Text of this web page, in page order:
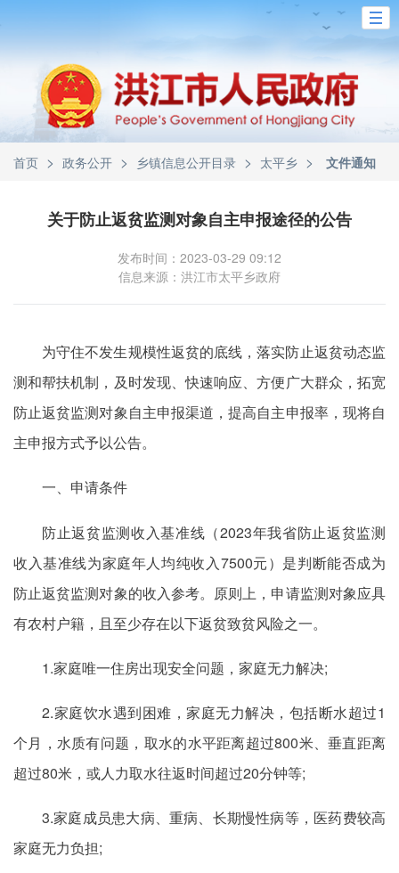
首页 > 政务公开 > 乡镇信息公开目录 > 太平乡 > 文件通知
关于防止返贫监测对象自主申报途径的公告
发布时间：2023-03-29 09:12
信息来源：洪江市太平乡政府
为守住不发生规模性返贫的底线，落实防止返贫动态监
测和帮扶机制，及时发现、快速响应、方便广大群众，拓宽
防止返贫监测对象自主申报渠道，提高自主申报率，现将自
主申报方式予以公告。
一、申请条件
防止返贫监测收入基准线（2023年我省防止返贫监测
收入基准线为家庭年人均纯收入7500元）是判断能否成为
防止返贫监测对象的收入参考。原则上，申请监测对象应具
有农村户籍，且至少存在以下返贫致贫风险之一。
1.家庭唯一住房出现安全问题，家庭无力解决;
2.家庭饮水遇到困难，家庭无力解决，包括断水超过1
个月，水质有问题，取水的水平距离超过800米、垂直距离
超过80米，或人力取水往返时间超过20分钟等;
3.家庭成员患大病、重病、长期慢性病等，医药费较高
家庭无力负担;